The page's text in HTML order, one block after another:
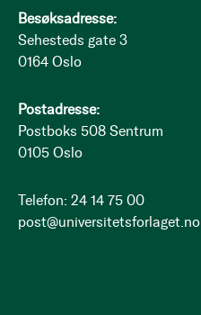
Besøksadresse:
Sehesteds gate 3
0164 Oslo
Postadresse:
Postboks 508 Sentrum
0105 Oslo
Telefon: 24 14 75 00
post@universitetsforlaget.no